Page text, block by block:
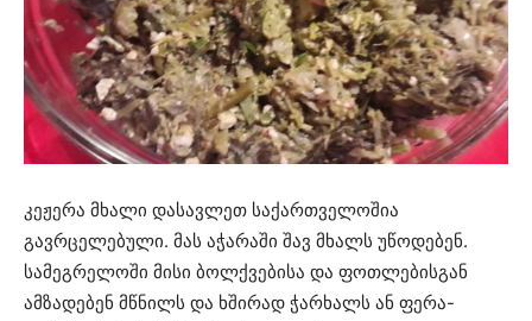
კეჟერა მხალი დასავლეთ საქართველოშია
გავრცელებული. მას აჭარაში შავ მხალს უწოდებენ.
სამეგრელოში მისი ბოლქვებისა და ფოთლებისგან
ამზადებენ მწნილს და ხშირად ჭარხალს ან ფერა-